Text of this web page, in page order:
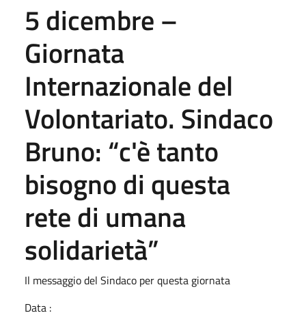
5 dicembre –
Giornata
Internazionale del
Volontariato. Sindaco
Bruno: “c'è tanto
bisogno di questa
rete di umana
solidarietà”
Il messaggio del Sindaco per questa giornata
Data :